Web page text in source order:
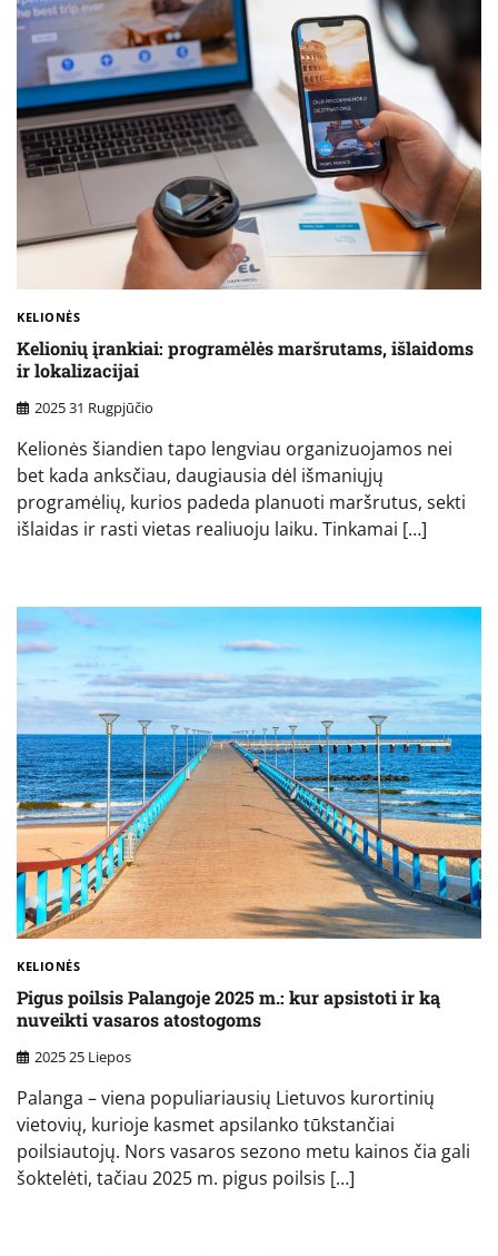
KELIONĖS
Kelionių įrankiai: programėlės maršrutams, išlaidoms
ir lokalizacijai
2025 31 Rugpjūčio
Kelionės šiandien tapo lengviau organizuojamos nei
bet kada anksčiau, daugiausia dėl išmaniųjų
programėlių, kurios padeda planuoti maršrutus, sekti
išlaidas ir rasti vietas realiuoju laiku. Tinkamai […]
KELIONĖS
Pigus poilsis Palangoje 2025 m.: kur apsistoti ir ką
nuveikti vasaros atostogoms
2025 25 Liepos
Palanga – viena populiariausių Lietuvos kurortinių
vietovių, kurioje kasmet apsilanko tūkstančiai
poilsiautojų. Nors vasaros sezono metu kainos čia gali
šoktelėti, tačiau 2025 m. pigus poilsis […]